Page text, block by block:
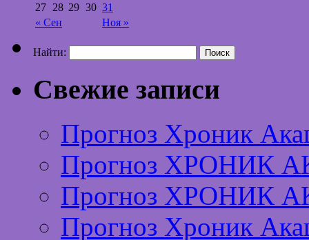
« Сен Ноя »
27 28 29 30 31
Найти:
Свежие записи
Прогноз Хроник
Прогноз ХРОНИК
Прогноз ХРОНИК
Прогноз Хроник